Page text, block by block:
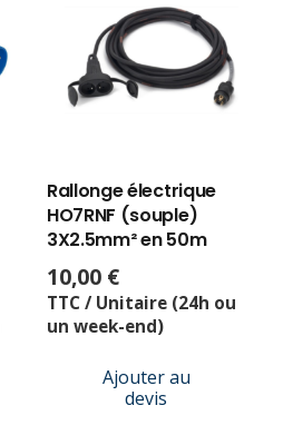
Rallonge électrique
HO7RNF (souple)
3X2.5mm² en 50m
10,00 €
TTC / Unitaire (24h ou
un week-end)
Ajouter au
devis